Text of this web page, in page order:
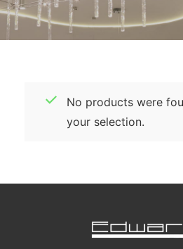
No products were
your selection.